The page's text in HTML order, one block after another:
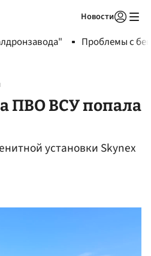
Новости
Проблемы с
ПВО ВСУ попала
установки Skynex